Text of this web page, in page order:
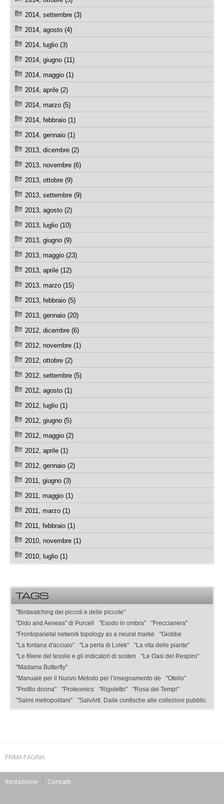
2014, settembre (3)
2014, agosto (4)
2014, luglio (3)
2014, giugno (11)
2014, maggio (1)
2014, aprile (2)
2014, marzo (5)
2014, febbraio (1)
2014, gennaio (1)
2013, dicembre (2)
2013, novembre (6)
2013, ottobre (9)
2013, settembre (9)
2013, agosto (2)
2013, luglio (10)
2013, giugno (9)
2013, maggio (23)
2013, aprile (12)
2013, marzo (15)
2013, febbraio (5)
2013, gennaio (20)
2012, dicembre (6)
2012, novembre (1)
2012, ottobre (2)
2012, settembre (5)
2012, agosto (1)
2012, luglio (1)
2012, giugno (5)
2012, maggio (2)
2012, aprile (1)
2012, gennaio (2)
2011, giugno (3)
2011, maggio (1)
2011, marzo (1)
2011, febbraio (1)
2010, novembre (1)
2010, luglio (1)
TAGS
"Birdwatching dei piccoli e delle piccole"
"Dido and Aeneas" di Purcell
"Esodo in ombra"
"Freccianera"
"Frontoparietal network topology as a neural marke
"Giobbe
"La fontana d'acciaio"
"La perla di Lolek"
"La vita delle piante"
"Le filiere del tessile e gli indicatori di sosten
"Le Oasi del Respiro"
"Madama Butterfly"
"Manuale per il Nuovo Metodo per l’insegnamento de
"Otello"
"Profilo donna"
"Proteomics "Rigoletto"
"Rosa dei Tempi"
"Salmi metropolitani"
"SalvArti. Dalle confische alle collezioni pubblic
PRIMA PAGINA
Redazione | Contatti